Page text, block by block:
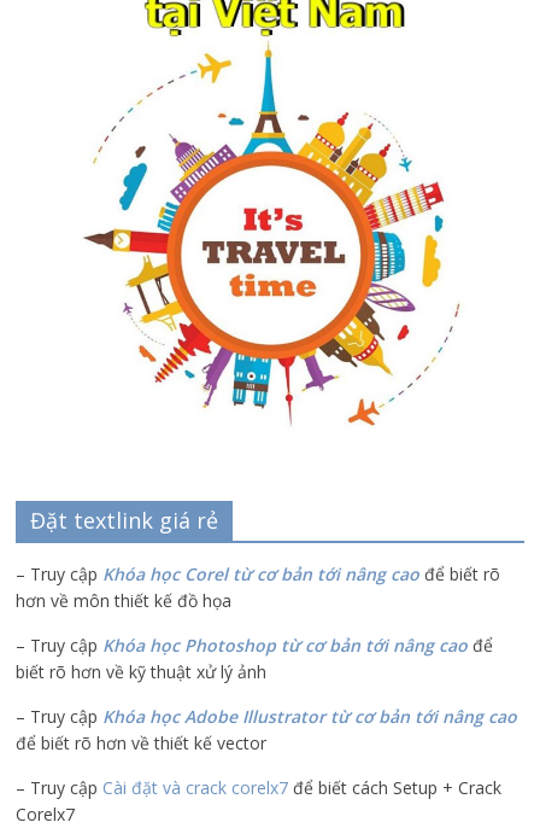
Đặt textlink giá rẻ
– Truy cập Khóa học Corel từ cơ bản tới nâng cao để biết rõ
hơn về môn thiết kế đồ họa
– Truy cập Khóa học Photoshop từ cơ bản tới nâng cao để
biết rõ hơn về kỹ thuật xử lý ảnh
– Truy cập Khóa học Adobe Illustratortừ cơ bản tới nâng cao
để biết rõ hơn về thiết kế vector
– Truy cập Cài đặt và crack corelx7 để biết cách Setup + Crack
Corelx7